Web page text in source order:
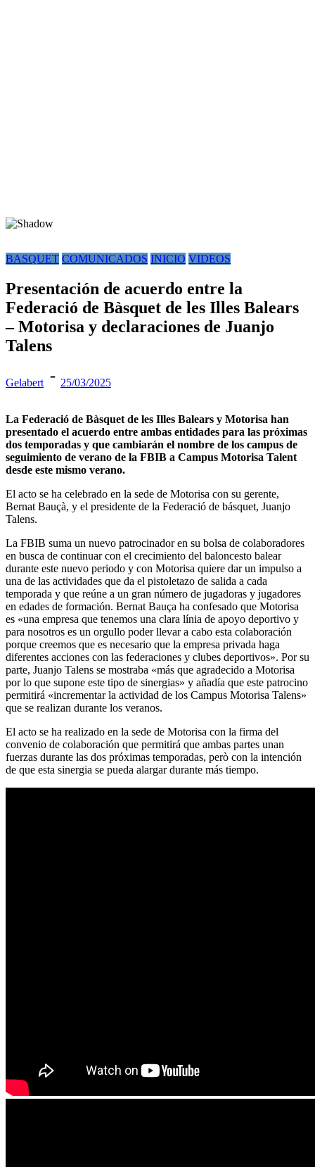
BASQUET COMUNICADOS INICIO VIDEOS
Presentación de acuerdo entre la
Federació de Bàsquet de les Illes Balears
– Motorisa y declaraciones de Juanjo
Talens
Gelabert 25/03/2025
La Federació de Bàsquet de les Illes Balears y Motorisa han
presentado el acuerdo entre ambas entidades para las próximas
dos temporadas y que cambiarán el nombre de los campus de
seguimiento de verano de la FBIB a Campus Motorisa Talent
desde este mismo verano.
El acto se ha celebrado en la sede de Motorisa con su gerente,
Bernat Bauçà, y el presidente de la Federació de básquet, Juanjo
Talens.
La FBIB suma un nuevo patrocinador en su bolsa de colaboradores
en busca de continuar con el crecimiento del baloncesto balear
durante este nuevo periodo y con Motorisa quiere dar un impulso a
una de las actividades que da el pistoletazo de salida a cada
temporada y que reúne a un gran número de jugadoras y jugadores
en edades de formación. Bernat Bauça ha confesado que Motorisa
es «una empresa que tenemos una clara línia de apoyo deportivo y
para nosotros es un orgullo poder llevar a cabo esta colaboración
porque creemos que es necesario que la empresa privada haga
diferentes acciones con las federaciones y clubes deportivos». Por su
parte, Juanjo Talens se mostraba «más que agradecido a Motorisa
por lo que supone este tipo de sinergias» y añadía que este patrocino
permitirá «incrementar la actividad de los Campus Motorisa Talens»
que se realizan durante los veranos.
El acto se ha realizado en la sede de Motorisa con la firma del
convenio de colaboración que permitirá que ambas partes unan
fuerzas durante las dos próximas temporadas, però con la intención
de que esta sinergia se pueda alargar durante más tiempo.